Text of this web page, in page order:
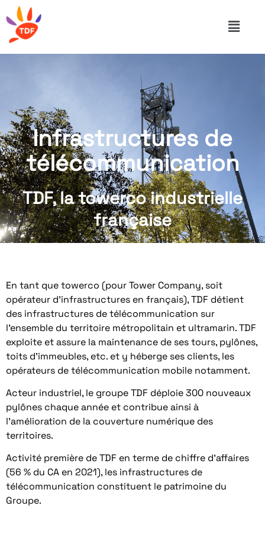
Infrastructures de
télécommunication
TDF, la towerco industrielle
française
En tant que towerco (pour Tower Company, soit
opérateur d’infrastructures en français), TDF détient
des infrastructures de télécommunication sur
l’ensemble du territoire métropolitain et ultramarin. TDF
exploite et assure la maintenance de ses tours, pylônes,
toits d’immeubles, etc. et y héberge ses clients, les
opérateurs de télécommunication mobile notamment.
Acteur industriel, le groupe TDF déploie 300 nouveaux
pylônes chaque année et contribue ainsi à
l’amélioration de la couverture numérique des
territoires.
Activité première de TDF en terme de chiffre d’affaires
(56 % du CA en 2021), les infrastructures de
télécommunication constituent le patrimoine du
Groupe.